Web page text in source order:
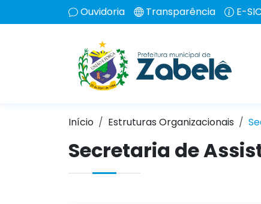
Ouvidoria Transparência E-SIC
Início Estruturas Organizacionais
Secretaria de